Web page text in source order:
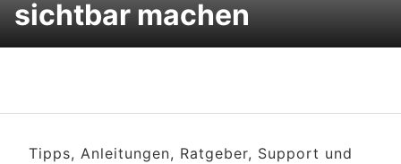
sichtbar machen
Tipps, Anleitungen, Ratgeber, Support und